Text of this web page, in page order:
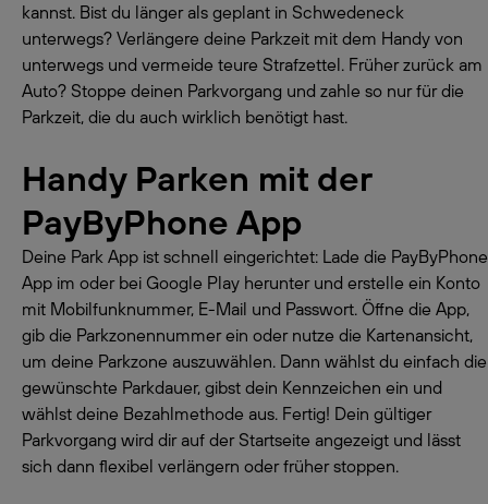
kannst. Bist du länger als geplant in Schwedeneck
unterwegs? Verlängere deine Parkzeit mit dem Handy von
unterwegs und vermeide teure Strafzettel. Früher zurück am
Auto? Stoppe deinen Parkvorgang und zahle so nur für die
Parkzeit, die du auch wirklich benötigt hast.
Handy Parken mit der
PayByPhone App
Deine Park App ist schnell eingerichtet: Lade die PayByPhone
App im oder bei Google Play herunter und erstelle ein Konto
mit Mobilfunknummer, E-Mail und Passwort. Öffne die App,
gib die Parkzonennummer ein oder nutze die Kartenansicht,
um deine Parkzone auszuwählen. Dann wählst du einfach die
gewünschte Parkdauer, gibst dein Kennzeichen ein und
wählst deine Bezahlmethode aus. Fertig! Dein gültiger
Parkvorgang wird dir auf der Startseite angezeigt und lässt
sich dann flexibel verlängern oder früher stoppen.